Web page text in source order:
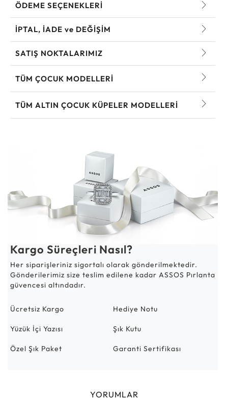
ÖDEME SEÇENEKLERİ
İPTAL, İADE ve DEĞİŞİM
SATIŞ NOKTALARIMIZ
TÜM ÇOCUK MODELLERI
TÜM ALTIN ÇOCUK KÜPELER MODELLERI
Kargo Süreçleri Nasıl?
Her siparişleriniz sigortalı olarak gönderilmektedir.
Gönderilerimiz size teslim edilene kadar ASSOS Pırlanta
güvencesi altındadır.
Ücretsiz Kargo Hediye Notu
Yüzük İçi Yazısı Şık Kutu
Özel Şık Paket Garanti Sertifikası
YORUMLAR